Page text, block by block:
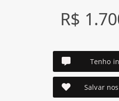
R$
Tenho
Salvar